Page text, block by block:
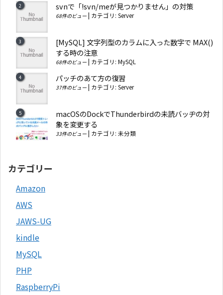
svnで「!svn/meが見つかりません」の対策
68件のビュー カテゴリ: Server
[MySQL] 文字列型のカラムに入った数字で MAX()
する時の注意
68件のビュー カテゴリ: MySQL
パッチのあて方の復習
37件のビュー カテゴリ: Server
macOSのDockでThunderbirdの未読バッヂの対
象を変更する
33件のビュー カテゴリ: 未分類
カテゴリー
Amazon
AWS
JAWS-UG
kindle
MySQL
PHP
RaspberryPi